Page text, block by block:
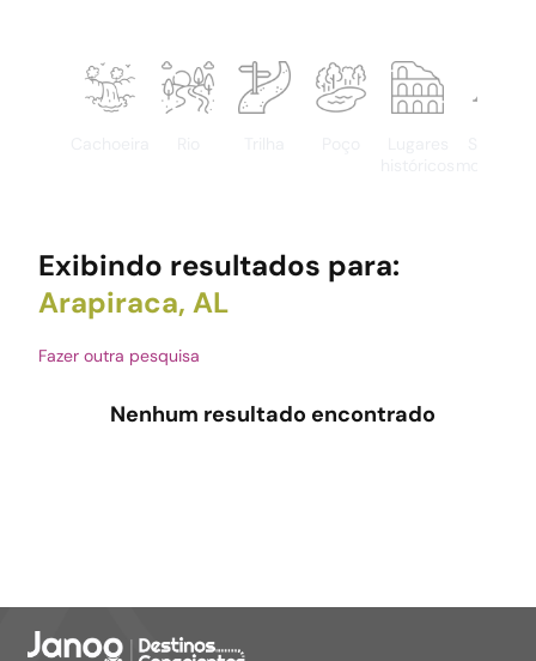
Exibindo resultados para:
Arapiraca, AL
Fazer outra pesquisa
Nenhum resultado encontrado